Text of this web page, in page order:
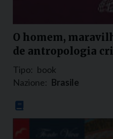
O homem,
de antropologia
Tipo: book
Nazione: Brasile